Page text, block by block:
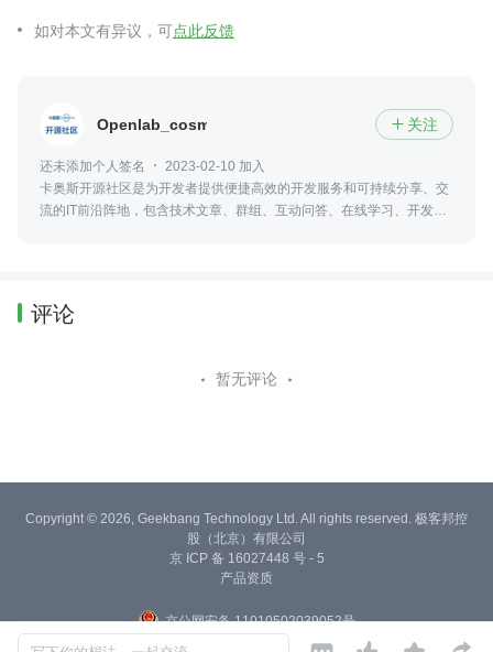
如对本文有异议，可点此反馈
Openlab_cosmoplat  关注
还未添加个人签名
2023-02-10 加入
卡奥斯开源社区是为开发者提供便捷高效的开发服务和可持续分享、交
流的IT前沿阵地，包含技术文章、群组、互动问答、在线学习、开发者
评论
暂无评论
Copyright © 2026, Geekbang Technology Ltd. All rights reserved. 极客邦控
股（北京）有限公司
京 ICP 备 16027448 号 - 5
产品资质
京公网安备 11010502039052号